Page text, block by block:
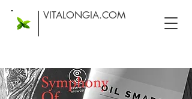
VITALONGIA.COM